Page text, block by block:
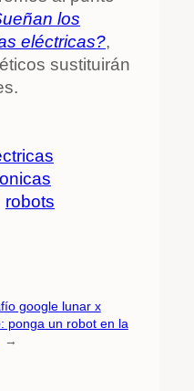
los
eléctricas?,
sustituirán
robots
google lunar x
ponga un robot en la
→